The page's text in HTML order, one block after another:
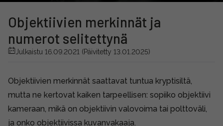
Objektiivien merkinnät ja
numerot selitettynä
Julkaistu 16.09.2021 (Päivitetty 13.01.2025)
Objektiivien merkinnät saattavat tuntua kryptisiltä,
mutta ne kertovat kaiken tarpeellisen: sopiiko objektiivi
kameraan, mikä on objektiivin valovoima tai polttoväli,
ja onko objektiivissa kuvanvakaaja.